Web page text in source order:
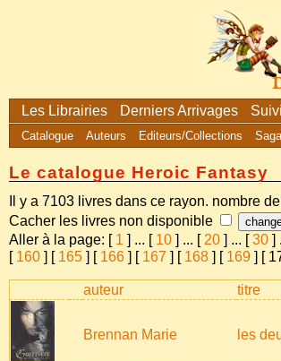
Les Librairies Derniers Arrivages
Catalogue Auteurs Editeurs/Collections
Le catalogue Heroic Fantasy
Il y a 7103 livres dans ce rayon. nombre
Cacher les livres non disponible
Aller à la page: [ 1 ] ... [ 10 ] ... [ 20 ] ... [30 ]
[ 160 ] [ 165 ] [ 166 ] [ 167 ] [ 168 ] [ 169 ] [
auteur titre
Brennan Marie les